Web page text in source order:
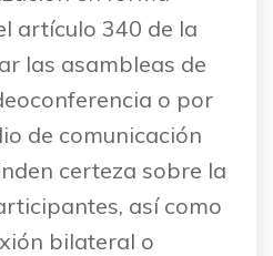
artículo 340 de la
las asambleas de
o por
de comunicación
certeza sobre la
así como
bilateral o